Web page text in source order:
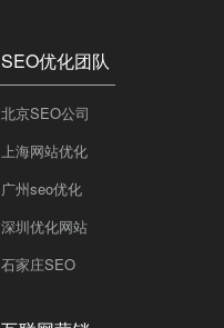
SEO优化团队
北京SEO公司
上海网站优化
广州seo优化
深圳优化网站
石家庄SEO